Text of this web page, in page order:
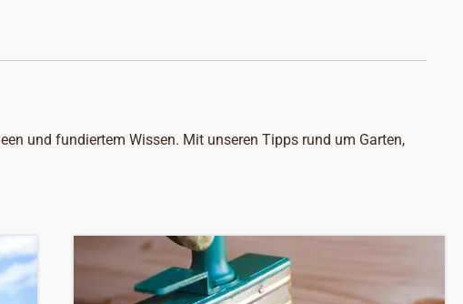
und fundiertem Wissen. Mit unseren Tipps rund um Garten,